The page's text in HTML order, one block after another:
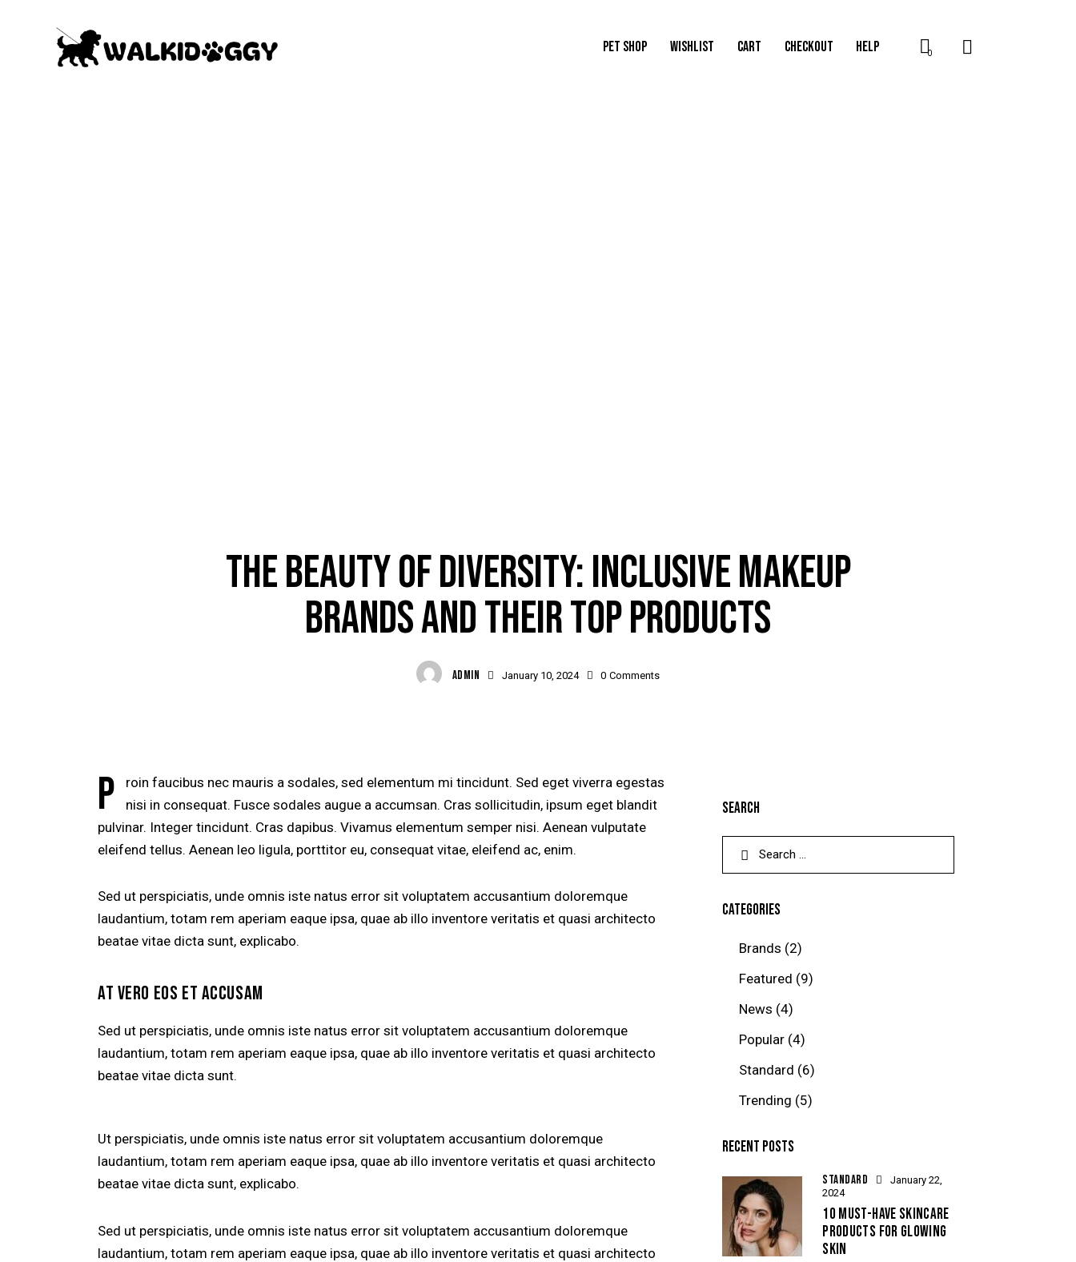
PET SHOP WISHLIST CART CHECKOUT HELP 0
THE BEAUTY OF DIVERSITY: INCLUSIVE MAKEUP
BRANDS AND THEIR TOP PRODUCTS
ADMIN January 10, 2024 0 Comments
P
roin faucibus nec mauris a sodales, sed elementum mi tincidunt. Sed eget viverra egestas
nisi in consequat. Fusce sodales augue a accumsan. Cras sollicitudin, ipsum eget blandit
pulvinar. Integer tincidunt. Cras dapibus. Vivamus elementum semper nisi. Aenean vulputate
eleifend tellus. Aenean leo ligula, porttitor eu, consequat vitae, eleifend ac, enim.
Sed ut perspiciatis, unde omnis iste natus error sit voluptatem accusantium doloremque
laudantium, totam rem aperiam eaque ipsa, quae ab illo inventore veritatis et quasi architecto
beatae vitae dicta sunt, explicabo.
AT VERO EOS ET ACCUSAM
Sed ut perspiciatis, unde omnis iste natus error sit voluptatem accusantium doloremque
laudantium, totam rem aperiam eaque ipsa, quae ab illo inventore veritatis et quasi architecto
beatae vitae dicta sunt.
Ut perspiciatis, unde omnis iste natus error sit voluptatem accusantium doloremque
laudantium, totam rem aperiam eaque ipsa, quae ab illo inventore veritatis et quasi architecto
beatae vitae dicta sunt, explicabo.
Sed ut perspiciatis, unde omnis iste natus error sit voluptatem accusantium doloremque
laudantium, totam rem aperiam eaque ipsa, quae ab illo inventore veritatis et quasi architecto
SEARCH
CATEGORIES
Brands (2)
Featured (9)
News (4)
Popular(4)
Standard (6)
Trending (5)
RECENT POSTS
STANDARD
January 22,
2024
10 MUST-HAVE SKINCARE
PRODUCTS FOR GLOWING
SKIN